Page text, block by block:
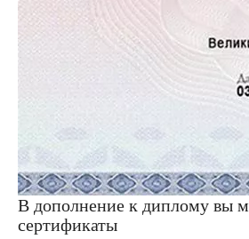
В дополнение к диплому вы
сертификаты